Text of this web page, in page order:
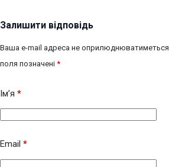
Залишити відповідь
Ваша e-mail адреса не оприлюднюватиметься.
поля позначені *
Ім’я *
Email *